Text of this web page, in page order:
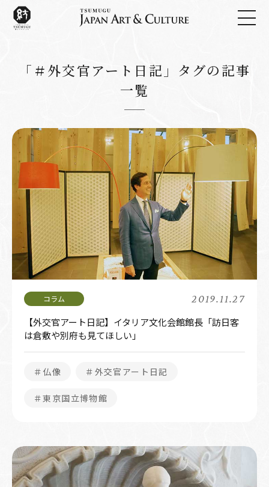
「＃外交官アート日記」タグの記事
一覧
2019.11.27
【外交官アート日記】イタリア文化会館館長「訪日客
は倉敷や別府も見てほしい」
＃仏像 ＃外交官アート日記
＃東京国立博物館